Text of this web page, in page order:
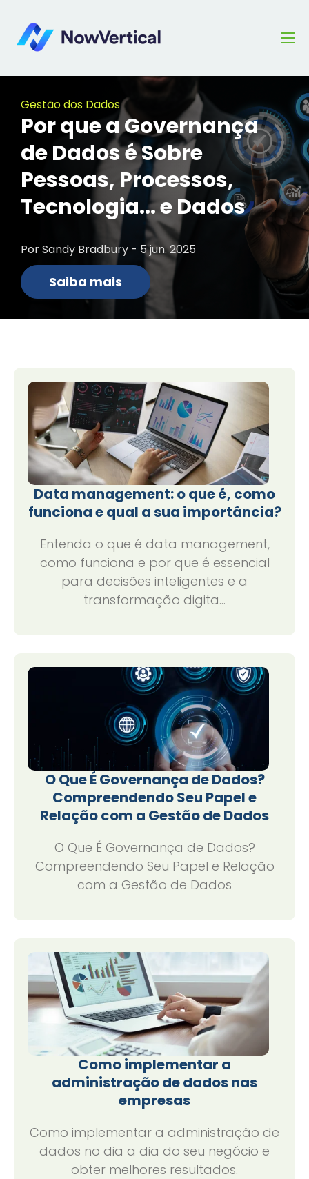
Gestão dos Dados
Por que a Governança
de Dados é Sobre
Pessoas, Processos,
Tecnologia... e Dados
Por Sandy Bradbury - 5 jun. 2025
Saiba mais
Data management: o que é, como
funciona e qual a sua importância?
Entenda o que é data management,
como funciona e por que é essencial
para decisões inteligentes e a
transformação digita...
O Que É Governança de Dados?
Compreendendo Seu Papel e
Relação com a Gestão de Dados
O Que É Governança de Dados?
Compreendendo Seu Papel e Relação
com a Gestão de Dados
Como implementar a
administração de dados nas
empresas
Como implementar a administração de
dados no dia a dia do seu negócio e
obter melhores resultados.